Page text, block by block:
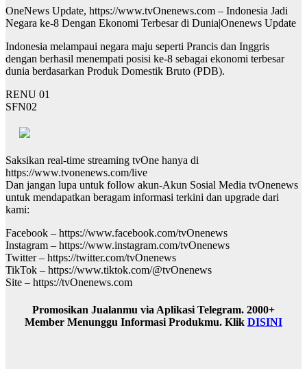
OneNews Update, https://www.tvOnenews.com – Indonesia Jadi
Negara ke-8 Dengan Ekonomi Terbesar di Dunia|Onenews Update
Indonesia melampaui negara maju seperti Prancis dan Inggris
dengan berhasil menempati posisi ke-8 sebagai ekonomi terbesar
dunia berdasarkan Produk Domestik Bruto (PDB).
RENU 01
SFN02
Saksikan real-time streaming tvOne hanya di
https://www.tvonenews.com/live
Dan jangan lupa untuk follow akun-Akun Sosial Media tvOnenews
untuk mendapatkan beragam informasi terkini dan upgrade dari
kami:
Facebook – https://www.facebook.com/tvOnenews
Instagram – https://www.instagram.com/tvOnenews
Twitter – https://twitter.com/tvOnenews
TikTok – https://www.tiktok.com/@tvOnenews
Site – https://tvOnenews.com
Promosikan Jualanmu via Aplikasi Telegram. 2000+
Member Menunggu Informasi Produkmu. Klik DISINI